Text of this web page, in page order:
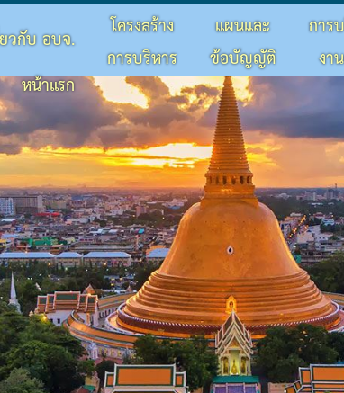
การ
งา
แผนและ
ข้อบัญญัติ
โครงสร้าง
การบริหาร
วกับ อบจ.
หน้าแรก
สังกัด
6 เดือน
รจัดหาพัสดุ
ยเดือน
ประจำปี
คลประจำปี
จากการปฏิบัติหน้าที่
ายในหน่วยงาน
และความโปร่งใสภายในหน่วยงาน